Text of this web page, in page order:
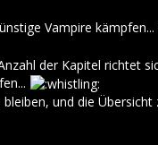
Vampire kämpfen...
der Kapitel richtet
und die